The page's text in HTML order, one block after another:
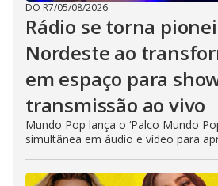
DO R7/05/08/2026
Rádio se torna
Nordeste ao
em espaço para
transmissão ao vivo
Mundo Pop lança o ‘Palco Mundo
simultânea em áudio e vídeo para